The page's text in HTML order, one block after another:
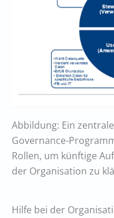
Abbildung: Ein
Governance-
Rollen, um künftige
der Organisation zu
Hilfe bei der